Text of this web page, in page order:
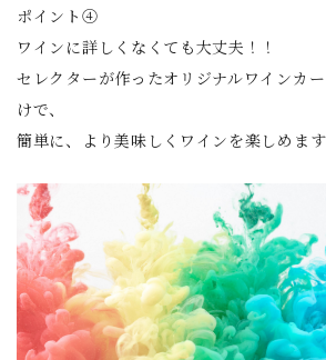
ポイント④
ワインに詳しくなくても大丈夫！！
セレクターが作ったオリジナルワインカ
けで、
簡単に、より美味しくワインを楽しめます